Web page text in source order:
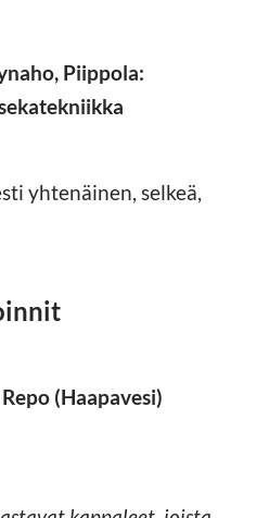
Piippola:
yhtenäinen, selkeä,
(Haapavesi)